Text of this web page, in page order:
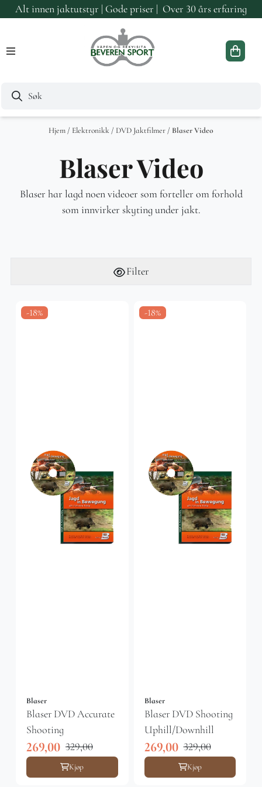
Hopp til innhold
Alt innen jaktutstyr | Gode priser | Over 30 års erfaring
Hjem / Elektronikk / DVD Jaktfilmer / Blaser Video
Blaser Video
Blaser har lagd noen videoer som forteller om forhold
som innvirker skyting under jakt.
Filter
-18%
Blaser
Blaser DVD Accurate
Shooting
269,00 329,00
Kjøp
-18%
Blaser
Blaser DVD Shooting
Uphill/Downhill
269,00 329,00
Kjøp